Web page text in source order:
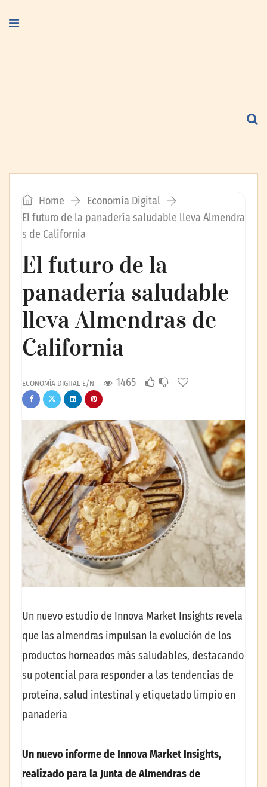
Home
Economía Digital
El futuro de la panadería saludable lleva Almendra
s de California
El futuro de la
panadería saludable
lleva Almendras de
California
ECONOMÍA DIGITAL E/N 1465
Un nuevo estudio de Innova Market Insights revela
que las almendras impulsan la evolución de los
productos horneados más saludables, destacando
su potencial para responder a las tendencias de
proteína, salud intestinal y etiquetado limpio en
panadería
Un nuevo informe de Innova Market Insights,
realizado para la Junta de Almendras de